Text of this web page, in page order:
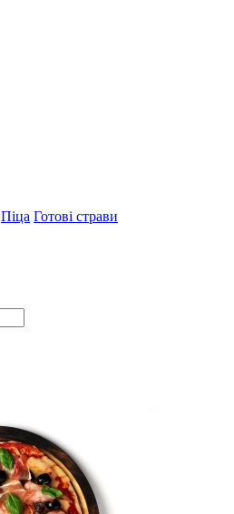
Піца Готові страви